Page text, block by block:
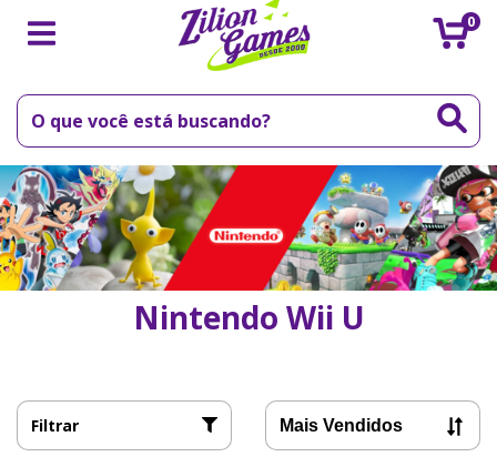
0
Nintendo Wii U
Filtrar